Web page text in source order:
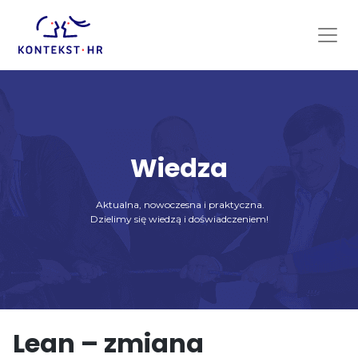
content
Wiedza
Aktualna, nowoczesna i praktyczna.
Dzielimy się wiedzą i doświadczeniem!
Lean – zmiana